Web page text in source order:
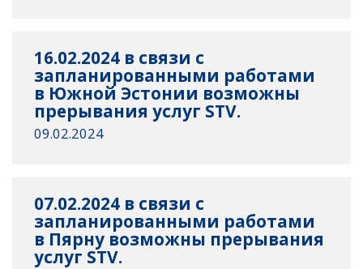
16.02.2024 в связи с
запланированными работами
в Южной Эстонии возможны
прерывания услуг STV.
09.02.2024
07.02.2024 в связи с
запланированными работами
в Пярну возможны прерывания
услуг STV.